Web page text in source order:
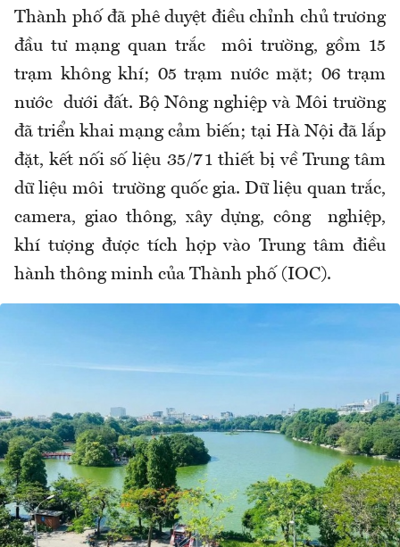
Thành phố đã phê duyệt điều chỉnh chủ trương
đầu tư mạng quan trắc môi trường, gồm 15
trạm không khí; 05 trạm nước mặt; 06 trạm
nước dưới đất. Bộ Nông nghiệp và Môi trường
đã triển khai mạng cảm biến; tại Hà Nội đã lắp
đặt, kết nối số liệu 35/71 thiết bị về Trung tâm
dữ liệu môi trường quốc gia. Dữ liệu quan trắc,
camera, giao thông, xây dựng, công nghiệp,
khí tượng được tích hợp vào Trung tâm điều
hành thông minh của Thành phố (IOC).